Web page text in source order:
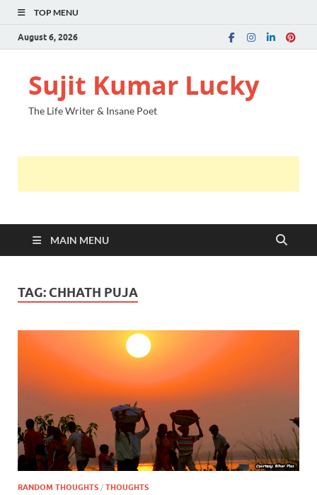
TOP MENU
August 6, 2026
Sujit Kumar Lucky
The Life Writer & Insane Poet
MAIN MENU
TAG: CHHATH PUJA
RANDOM THOUGHTS / THOUGHTS